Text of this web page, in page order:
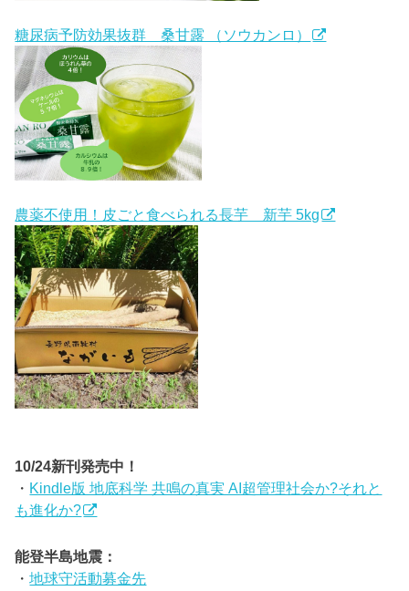
糖尿病予防効果抜群 桑甘露 （ソウカンロ）
農薬不使用！皮ごと食べられる長芋 新芋 5kg
10/24新刊発売中！
・ Kindle版 地底科学 共鳴の真実 AI超管理社会か?それと
も進化か?
能登半島地震：
・地球守活動募金先